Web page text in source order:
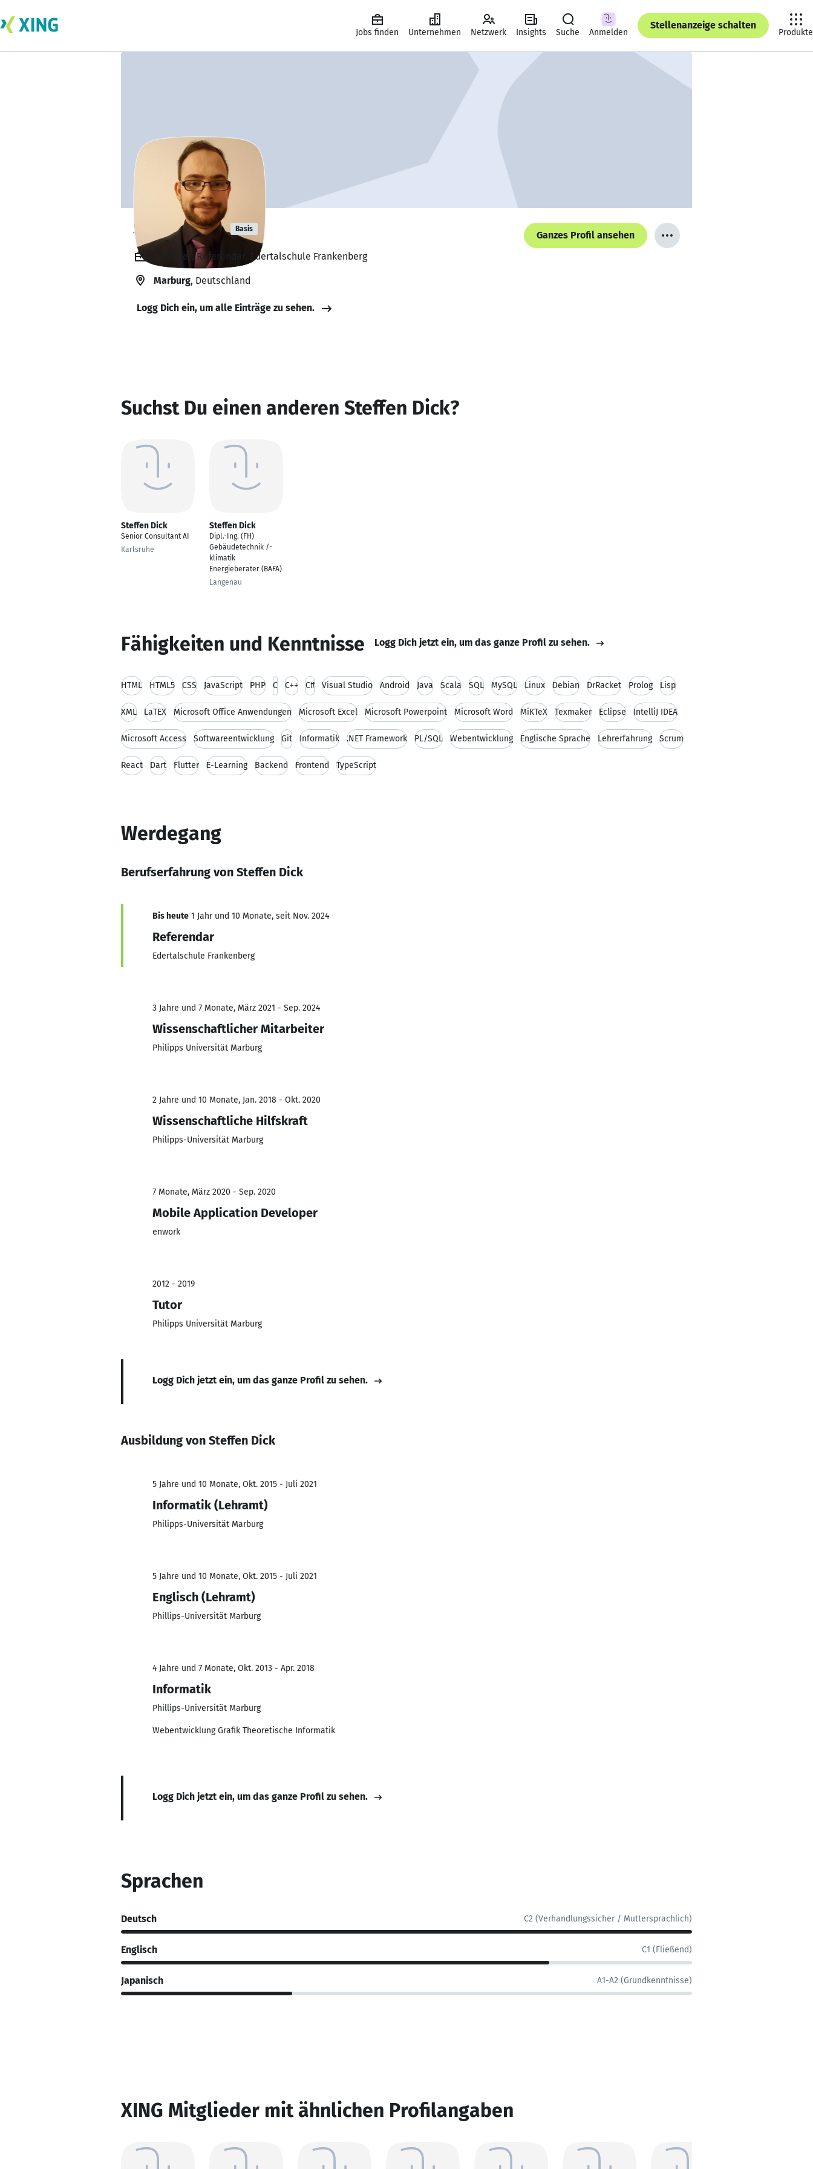
Jobs finden Unternehmen Netzwerk Insights Suche Anmelden
Stellenanzeige schalten
Produkte
Steffen Dick Basis
Ganzes Profil ansehen
Beamtet, Referendar, Edertalschule Frankenberg
Marburg, Deutschland
Logg Dich ein, um alle Einträge zu sehen.
Suchst Du einen anderen Steffen Dick?
Steffen Dick
Senior Consultant AI
Karlsruhe
Steffen Dick
Dipl.-Ing. (FH)
Gebäudetechnik /-
klimatik
Energieberater (BAFA)
Langenau
Fähigkeiten und Kenntnisse Logg Dich jetzt ein, um das ganze Profil zu sehen.
HTML HTML5 CSS JavaScript PHP C C++ C# Visual Studio Android Java Scala SQL MySQL Linux Debian DrRacket Prolog Lisp
XML LaTEX Microsoft Office Anwendungen Microsoft Excel Microsoft Powerpoint Microsoft Word MiKTeX Texmaker Eclipse IntelliJ IDEA
Microsoft Access Softwareentwicklung Git Informatik .NET Framework PL/SQL Webentwicklung Englische Sprache Lehrerfahrung Scrum
React Dart Flutter E-Learning Backend Frontend TypeScript
Werdegang
Berufserfahrung von Steffen Dick
Bis heute 1 Jahr und 10 Monate, seit Nov. 2024
Referendar
Edertalschule Frankenberg
3 Jahre und 7 Monate, März 2021 - Sep. 2024
Wissenschaftlicher Mitarbeiter
Philipps Universität Marburg
2 Jahre und 10 Monate, Jan. 2018 - Okt. 2020
Wissenschaftliche Hilfskraft
Philipps-Universität Marburg
7 Monate, März 2020 - Sep. 2020
Mobile Application Developer
enwork
2012 - 2019
Tutor
Philipps Universität Marburg
Logg Dich jetzt ein, um das ganze Profil zu sehen.
Ausbildung von Steffen Dick
5 Jahre und 10 Monate, Okt. 2015 - Juli 2021
Informatik (Lehramt)
Philipps-Universität Marburg
5 Jahre und 10 Monate, Okt. 2015 - Juli 2021
Englisch (Lehramt)
Phillips-Universität Marburg
4 Jahre und 7 Monate, Okt. 2013 - Apr. 2018
Informatik
Phillips-Universität Marburg
Webentwicklung Grafik Theoretische Informatik
Logg Dich jetzt ein, um das ganze Profil zu sehen.
Sprachen
Deutsch C2 (Verhandlungssicher / Muttersprachlich)
Englisch C1 (Fließend)
Japanisch A1-A2 (Grundkenntnisse)
XING Mitglieder mit ähnlichen Profilangaben